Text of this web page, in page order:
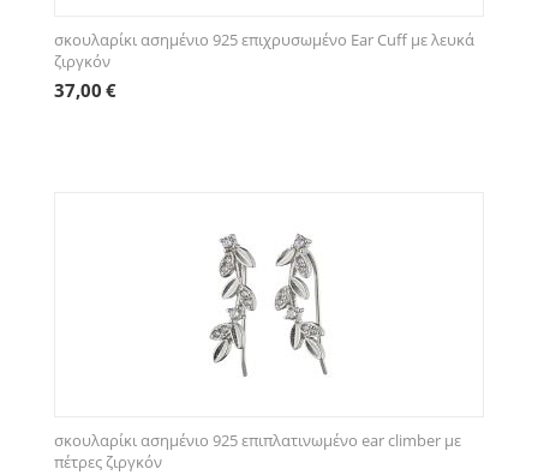
σκουλαρίκι ασημένιο 925 επιχρυσωμένο Ear Cuff με λευκά
ζιργκόν
37,00 €
σκουλαρίκι ασημένιο 925 επιπλατινωμένο ear climber με
πέτρες ζιργκόν